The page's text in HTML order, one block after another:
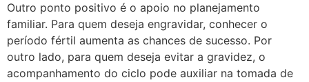
Outro ponto positivo é o apoio no planejamento
familiar. Para quem deseja engravidar, conhecer o
período fértil aumenta as chances de sucesso. Por
outro lado, para quem deseja evitar a gravidez, o
acompanhamento do ciclo pode auxiliar na tomada de